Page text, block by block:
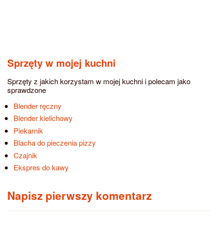
Sprzęty w mojej kuchni
Sprzęty z jakich korzystam w mojej kuchni i polecam jako
sprawdzone
Blender ręczny
Blender kielichowy
Piekarnik
Blacha do pieczenia pizzy
Czajnik
Ekspres do kawy
Napisz pierwszy komentarz